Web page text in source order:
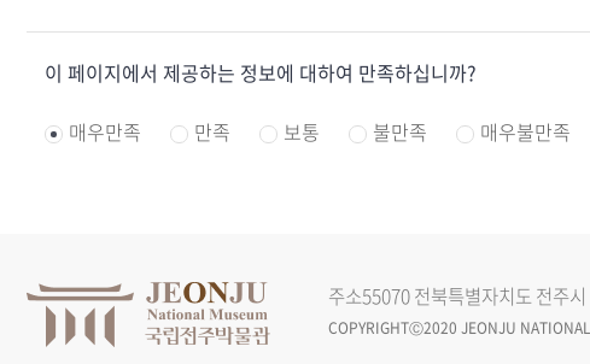
이 페이지에서 제공하는 정보에 대하여 만족하십니까?
매우만족 만족 보통 불만족 매우불만족
주소55070 전북특별자치도 전주
COPYRIGHTⒸ2020 JEONJU